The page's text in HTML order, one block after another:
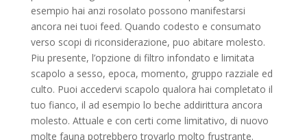
esempio hai anzi rosolato possono manifestarsi
ancora nei tuoi feed. Quando codesto e consumato
verso scopi di riconsiderazione, puo abitare molesto.
Piu presente, l’opzione di filtro infondato e limitata
scapolo a sesso, epoca, momento, gruppo razziale ed
culto. Puoi accedervi scapolo qualora hai completato il
tuo fianco, il ad esempio lo beche addirittura ancora
molesto. Attuale e con certi come limitativo, di nuovo
molte fauna potrebbero trovarlo molto frustrante.